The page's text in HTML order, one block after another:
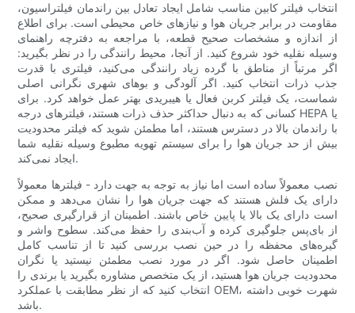
انتخاب فیلتر کابین مناسب شامل ایجاد تعادل بین راندمان فیلتراسیون،
مقاومت در برابر جریان هوا و نیازهای خاص محیطی است. برای اطلاع
از اندازه و مشخصات صحیح قطعه، با مراجعه به دفترچه راهنمای
وسیله نقلیه خود شروع کنید. از آنجا، محیط رانندگی را در نظر بگیرید:
اگر مرتباً از مناطق با گرده زیاد رانندگی می‌کنید، فیلتری با قدرت
جذب ذرات انتخاب کنید. اگر آلودگی و بوهای شهری نگرانی اصلی
شماست، یک فیلتر کربن فعال یا هیبریدی بهتر عمل خواهد کرد. برای
کسانی که به دنبال حداکثر حذف ذرات هستند، فیلترهای درجه HEPA یا
با راندمان بالا در دسترس هستند، اما مطمئن شوید که فیلتر محدودیت
بیش از حد جریان هوا را برای سیستم تهویه مطبوع وسیله نقلیه شما
ایجاد نمی‌کند.
نصب معمولاً ساده است اما نیاز به توجه به جهت دارد - فیلترها معمولاً
دارای یک فلش هستند که جهت جریان هوا را نشان می‌دهد و ممکن
است دارای یک بالا یا پایین خاص باشند. اطمینان از قرارگیری صحیح،
از بای‌پس جلوگیری کرده و آب‌بندی را حفظ می‌کند. سطوح واشر و
گیره‌های محفظه را در حین نصب بررسی کنید تا از تناسب کامل
اطمینان حاصل شود. اگر در مورد نصب مطمئن نیستید یا نگران
محدودیت جریان هوا هستید، از یک متخصص مشاوره بگیرید یا برندی را
انتخاب کنید که از نظر مطابقت با عملکرد OEM، شهرت خوبی داشته
باشد.